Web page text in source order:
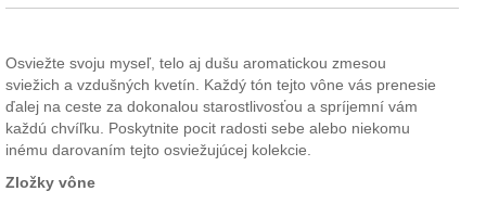
Osviežte svoju myseľ, telo aj dušu aromatickou zmesou
sviežich a vzdušných kvetín. Každý tón tejto vône vás prenesie
ďalej na ceste za dokonalou starostlivosťou a spríjemní vám
každú chvíľku. Poskytnite pocit radosti sebe alebo niekomu
inému darovaním tejto osviežujúcej kolekcie.
Zložky vône